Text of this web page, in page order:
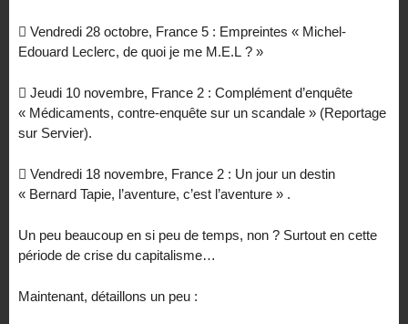
 Vendredi 28 octobre, France 5 : Empreintes « Michel-
Edouard Leclerc, de quoi je me M.E.L ? »
 Jeudi 10 novembre, France 2 : Complément d’enquête
« Médicaments, contre-enquête sur un scandale » (Reportage
sur Servier).
 Vendredi 18 novembre, France 2 : Un jour un destin
« Bernard Tapie, l’aventure, c’est l’aventure » .
Un peu beaucoup en si peu de temps, non ? Surtout en cette
période de crise du capitalisme…
Maintenant, détaillons un peu :